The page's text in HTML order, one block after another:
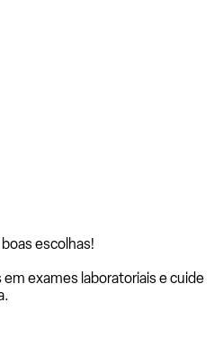
boas escolhas!
exames laboratoriais e cuide